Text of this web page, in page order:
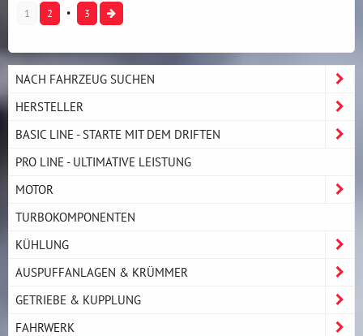
1 2 3
NACH FAHRZEUG SUCHEN
HERSTELLER
BASIC LINE - STARTE MIT DEM DRIFTEN
PRO LINE - ULTIMATIVE LEISTUNG
MOTOR
TURBOKOMPONENTEN
KÜHLUNG
AUSPUFFANLAGEN & KRÜMMER
GETRIEBE & KUPPLUNG
FAHRWERK